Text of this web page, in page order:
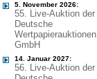
5. November 2026:
55. Live-Auktion der
Deutsche
Wertpapierauktionen
GmbH
14. Januar 2027:
56. Live-Auktion der